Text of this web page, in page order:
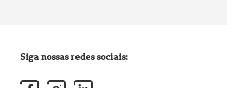
Siga nossas redes sociais: